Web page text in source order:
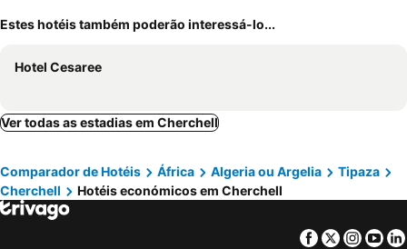
Estes hotéis também poderão interessá-lo...
Hotel Cesaree
Ver todas as estadias em Cherchell
Comparador de Hotéis África Algeria ou Argelia
Tipaza
Cherchell
Hotéis económicos em Cherchell
Facebook
Twitter